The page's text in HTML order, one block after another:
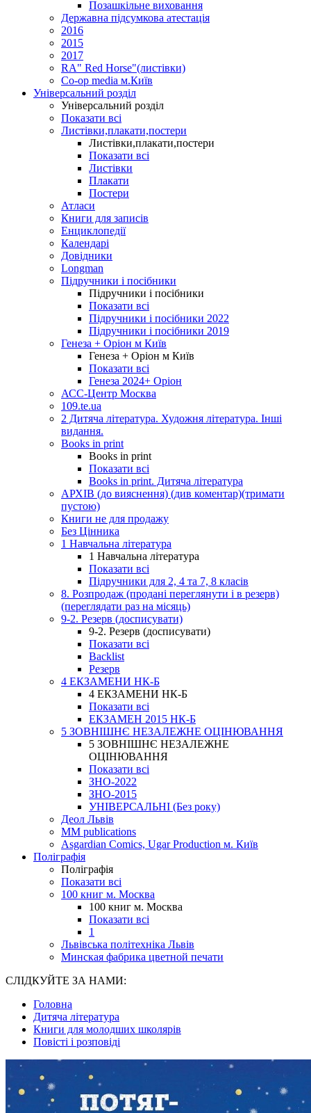
Позашкільне виховання
Державна підсумкова атестація
2016
2015
2017
RA" Red Horse"(листівки)
Co-op media м.Київ
Універсальний розділ
Універсальний розділ
Показати всі
Листівки,плакати,постери
Листівки,плакати,постери
Показати всі
Листівки
Плакати
Постери
Атласи
Книги для записів
Енциклопедії
Календарі
Довідники
Longman
Підручники і посібники
Підручники і посібники
Показати всі
Підручники і посібники 2022
Підручники і посібники 2019
Генеза + Оріон м Київ
Генеза + Оріон м Київ
Показати всі
Генеза 2024+ Оріон
АСС-Центр Москва
109.te.ua
2 Дитяча література. Художня література. Інші
видання.
Books in print
Books in print
Показати всі
Books in print. Дитяча література
АРХІВ (до вияснення) (див коментар)(тримати
пустою)
Книги не для продажу
Без Цінника
1 Навчальна література
1 Навчальна література
Показати всі
Підручники для 2, 4 та 7, 8 класів
8. Розпродаж (продані переглянути і в резерв)
(переглядати раз на місяць)
9-2. Резерв (досписувати)
9-2. Резерв (досписувати)
Показати всі
Backlist
Резерв
4 ЕКЗАМЕНИ НК-Б
4 ЕКЗАМЕНИ НК-Б
Показати всі
ЕКЗАМЕН 2015 НК-Б
5 ЗОВНІШНЄ НЕЗАЛЕЖНЕ ОЦІНЮВАННЯ
5 ЗОВНІШНЄ НЕЗАЛЕЖНЕ
ОЦІНЮВАННЯ
Показати всі
ЗНО-2022
ЗНО-2015
УНІВЕРСАЛЬНІ (Без року)
Деол Львів
MM publications
Asgardian Comics, Ugar Production м. Київ
Поліграфія
Поліграфія
Показати всі
100 книг м. Москва
100 книг м. Москва
Показати всі
1
Львівська політехніка Львів
Минская фабрика цветной печати
СЛІДКУЙТЕ ЗА НАМИ:
Головна
Дитяча література
Книги для молодших школярів
Повісті і розповіді